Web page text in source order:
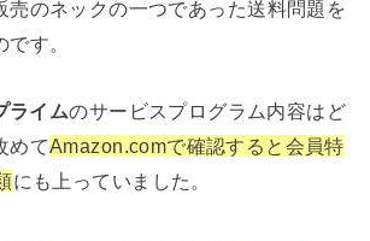
売のネックの一つであった送料問題を
す。
ライムのサービスプログラム内容はど
めてAmazon.comで確認すると会員特
にも上っていました。